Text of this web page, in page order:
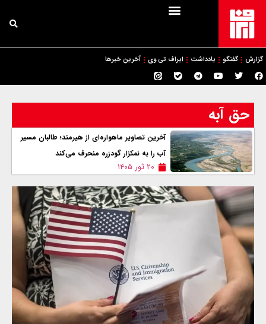
گزارش گفتگو یادداشت ایراف تی وی آخرین خبرها
حق آبه
آخرین تصاویر ماهواره‌ای از هیرمند؛ طالبان مسیر
آب را به نمکزار گودزره منحرف می‌کند
۲۰ ثور ۱۴۰۵